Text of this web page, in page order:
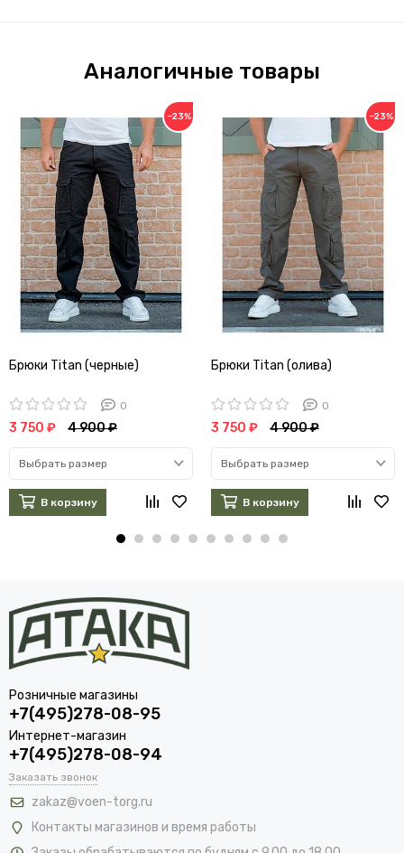
Аналогичные товары
−23%
Брюки Titan (черные)
0
3 750 ₽ 4 900 ₽
Выбрать размер
В корзину
−23%
Брюки Titan (олива)
0
3 750 ₽ 4 900 ₽
Выбрать размер
В корзину
Розничные магазины
+7(495)278-08-95
Интернет-магазин
+7(495)278-08-94
Заказать звонок
zakaz@voen-torg.ru
Контакты магазинов и время работы